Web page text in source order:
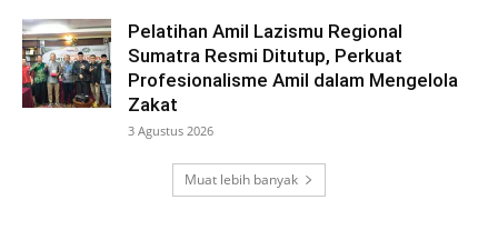
Pelatihan Amil Lazismu Regional
Sumatra Resmi Ditutup, Perkuat
Profesionalisme Amil dalam Mengelola
Zakat
3 Agustus 2026
Muat lebih banyak